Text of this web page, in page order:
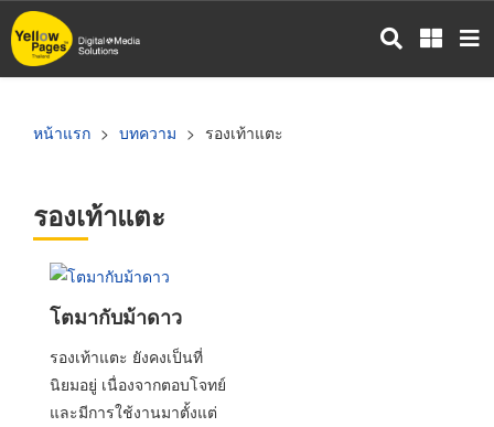
ข้าม
ไป
หน้าแรก บทความ รองเท้าแตะ
รองเท้าแตะ
โตมากับม้าดาว
รองเท้าแตะ ยังคงเป็นที่
นิยมอยู่ เนื่องจากตอบโจทย์
และมีการใช้งานมาตั้งแต่